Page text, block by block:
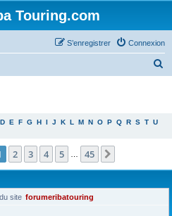
Touring.com
Connexion
S’enregistrer
D E F G H I J K L M N O P Q R S T U
1sur45
2 3 4 5 45
site forumeribatouring